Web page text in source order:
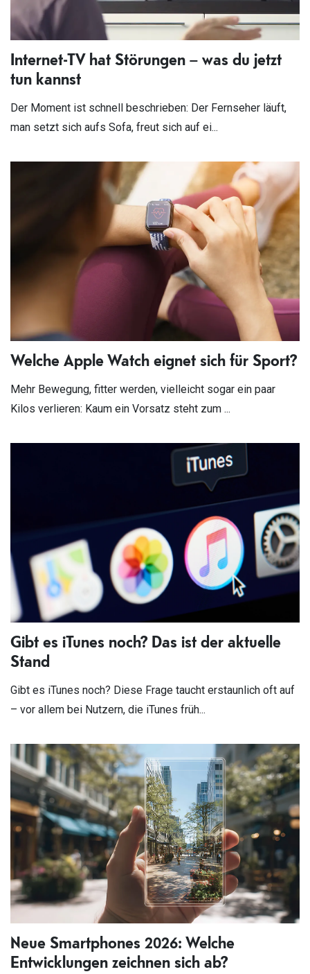
Internet-TV hat Störungen – was du jetzt
tun kannst
Der Moment ist schnell beschrieben: Der Fernseher läuft,
man setzt sich aufs Sofa, freut sich auf ei...
Welche Apple Watch eignet sich für Sport?
Mehr Bewegung, fitter werden, vielleicht sogar ein paar
Kilos verlieren: Kaum ein Vorsatz steht zum ...
Gibt es iTunes noch? Das ist der aktuelle
Stand
Gibt es iTunes noch? Diese Frage taucht erstaunlich oft auf
– vor allem bei Nutzern, die iTunes früh...
Neue Smartphones 2026: Welche
Entwicklungen zeichnen sich ab?